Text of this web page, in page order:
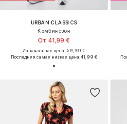
URBAN CLASSICS
Комбинезон
От 41,99 €
Изначальная цена: 59,99 €
Последняя самая низкая цена:41,99 €